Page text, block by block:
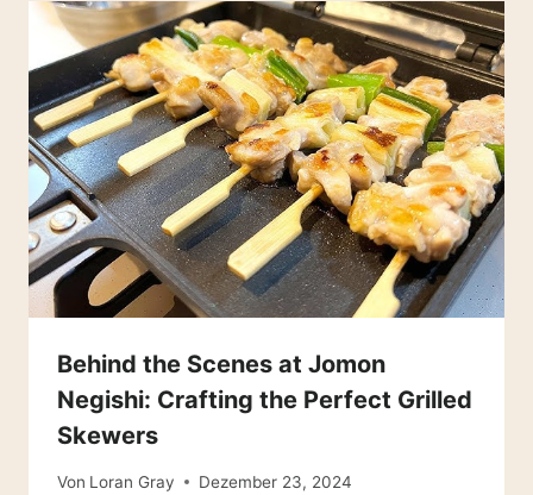
Behind the Scenes at Jomon
Negishi: Crafting the Perfect Grilled
Skewers
Von Loran Gray Dezember 23, 2024